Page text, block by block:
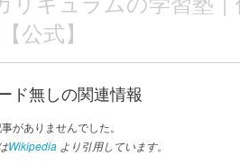
公式】
ド無しの関連情報
がありませんでした。
Wikipedia より引用しています。